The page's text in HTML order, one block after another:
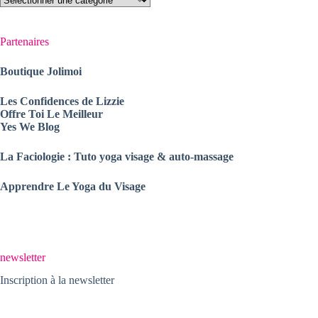
Partenaires
Boutique Jolimoi
Les Confidences de Lizzie
Offre Toi Le Meilleur
Yes We Blog
La Faciologie : Tuto yoga visage & auto-massage
Apprendre Le Yoga du Visage
newsletter
Inscription à la newsletter